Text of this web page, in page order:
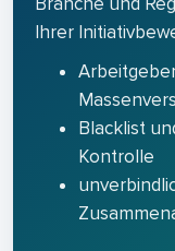
Ihrer
Blacklist
Kontrolle